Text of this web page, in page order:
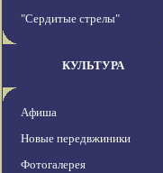
"Сердитые стрелы"
КУЛЬТУРА
Афиша
Новые передвжиники
Фотогалерея